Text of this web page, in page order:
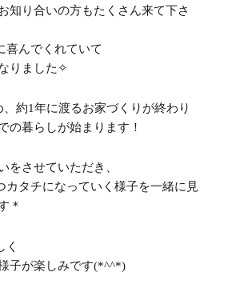
知り合いの方もたくさん来て下さ
喜んでくれていて
りました✧
約1年に渡るお家づくりが終わり
の暮らしが始まります！
をさせていただき、
カタチになっていく様子を一緒に見
＊
く
子が楽しみです(*^^*)